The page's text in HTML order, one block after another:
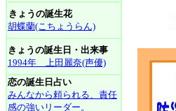
きょうの誕生花
胡蝶蘭(こちょうらん)
きょうの誕生日・出来事
1994年 上田麗奈(声優)
恋の誕生日占い
みんなから頼られる、責任
感の強いリーダー。